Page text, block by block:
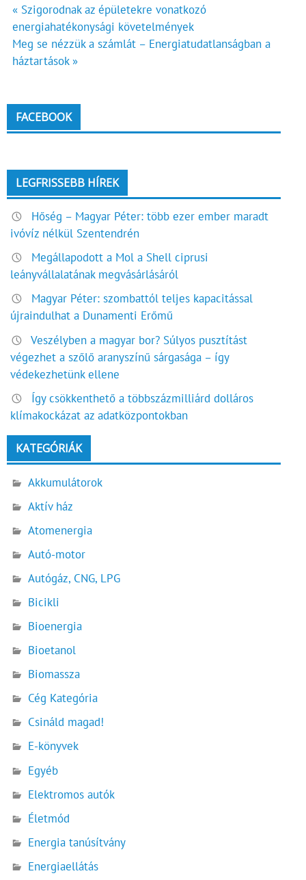
Bejegyzés
navigáció
« Szigorodnak az épületekre vonatkozó
energiahatékonysági követelmények
Meg se nézzük a számlát – Energiatudatlanságban a
háztartások »
FACEBOOK
LEGFRISSEBB HÍREK
Hőség – Magyar Péter: több ezer ember maradt
ivóvíz nélkül Szentendrén
Megállapodott a Mol a Shell ciprusi
leányvállalatának megvásárlásáról
Magyar Péter: szombattól teljes kapacitással
újraindulhat a Dunamenti Erőmű
Veszélyben a magyar bor? Súlyos pusztítást
végezhet a szőlő aranyszínű sárgasága – így
védekezhetünk ellene
Így csökkenthető a többszázmilliárd dolláros
klímakockázat az adatközpontokban
KATEGÓRIÁK
Akkumulátorok
Aktív ház
Atomenergia
Autó-motor
Autógáz, CNG, LPG
Bicikli
Bioenergia
Bioetanol
Biomassza
Cég Kategória
Csináld magad!
E-könyvek
Egyéb
Elektromos autók
Életmód
Energia tanúsítvány
Energiaellátás